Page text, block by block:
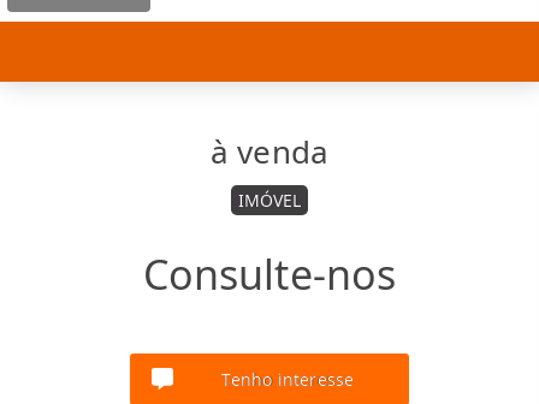
à venda
IMÓVEL
Consulte-nos
Tenho interesse